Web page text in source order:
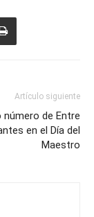
Artículo siguiente
número de Entre
en el Día del
Maestro